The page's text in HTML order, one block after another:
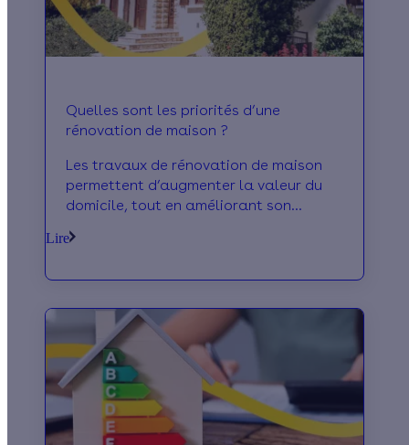
Quelles sont les priorités d’une
rénovation de maison ?
Les travaux de rénovation de maison
permettent d’augmenter la valeur du
domicile, tout en améliorant son
de la consommation énergétique.
différents éléments pouvant faire
l’objet de ce type d’ouvrage au sein
d’une habitation.
Lire